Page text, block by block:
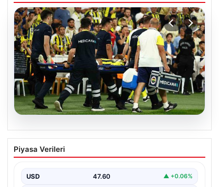
Fenerbahçe’de Sturm Graz maçında
Oosterwolde’den kahreden haber!
Piyasa Verileri
USD 47.60 ▲ +0.06%